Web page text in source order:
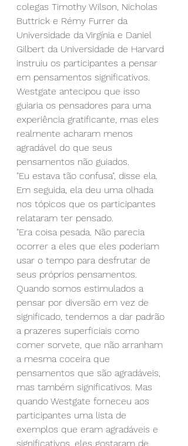
colegas Timothy Wilson, Nicholas
Buttrick e Rémy Furrer da
Universidade da Virgínia e Daniel
Gilbert da Universidade de Harvard
instruiu os participantes a pensar
em pensamentos significativos.
Westgate antecipou que isso
guiaria os pensadores para uma
experiência gratificante, mas eles
realmente acharam menos
agradável do que seus
pensamentos não guiados.
"Eu estava tão confusa", disse ela.
Em seguida, ela deu uma olhada
nos tópicos que os participantes
relataram ter pensado.
"Era coisa pesada. Não parecia
ocorrer a eles que eles poderiam
usar o tempo para desfrutar de
seus próprios pensamentos.
Quando somos estimulados a
pensar por diversão em vez de
significado, tendemos a dar padrão
a prazeres superficiais como
comer sorvete, que não arranham
a mesma coceira que
pensamentos que são agradáveis,
mas também significativos. Mas
quando Westgate forneceu aos
participantes uma lista de
exemplos que eram agradáveis e
significativos, eles gostaram de